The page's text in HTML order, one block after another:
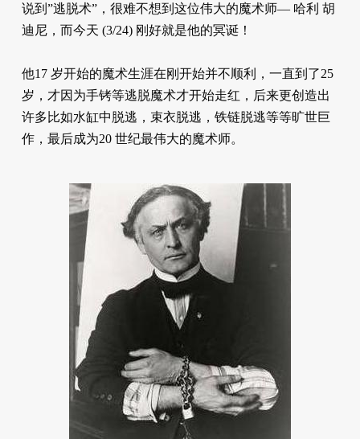
说到”逃脱术”，很难不想到这位伟大的魔术师— 哈利 胡
迪尼，而今天 (3/24) 刚好就是他的冥诞！
他17 岁开始的魔术生涯在刚开始并不顺利，一直到了25
岁，才因为手铐等逃脱魔术才开始走红，后来更创造出
许多比如水缸中脱逃，束衣脱逃，铁链脱逃等等旷世巨
作，最后成为20 世纪最伟大的魔术师。